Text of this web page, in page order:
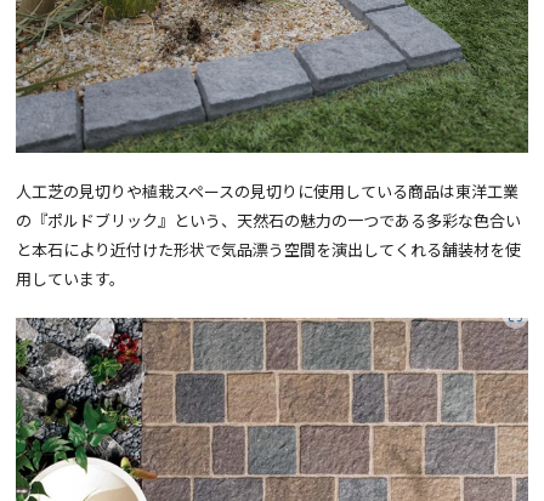
人工芝の見切りや植栽スペースの見切りに使用している商品は東洋工業
の『ポルドブリック』という、天然石の魅力の一つである多彩な色合い
と本石により近付けた形状で気品漂う空間を演出してくれる舗装材を使
用しています。